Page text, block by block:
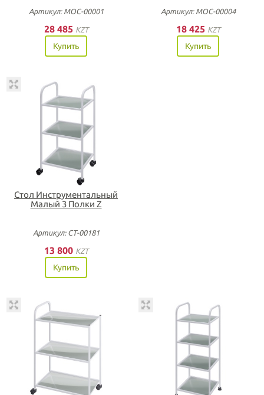
Артикул: МОС-00001
28 485 KZT
Купить
Артикул: МОС-00004
18 425 KZT
Купить
Стол Инструментальный
Малый 3 Полки Z
Артикул: СТ-00181
13 800 KZT
Купить